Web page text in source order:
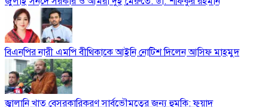
বিএনপির নারী এমপি বীথিকাকে আইনি নোটিশ দিলেন আসিফ মাহমুদ
জ্বালানি খাত বেসরকারিকরণ সার্বভৌমত্বের জন্য হুমকি: ফুয়াদ